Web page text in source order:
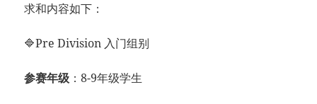
求和内容如下：
🔷Pre Division 入门组别
参赛年级 ：8-9年级学生